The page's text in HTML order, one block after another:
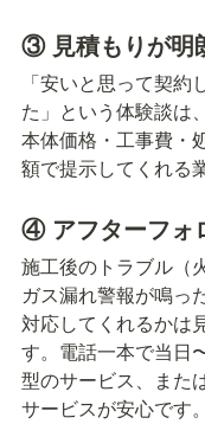
③ 見積もりが明
「安いと思って契
た」という体験談は
本体価格・工事費・
額で提示してくれる
④ アフターフォ
施工後のトラブル（
ガス漏れ警報が鳴っ
対応してくれるかは
す。電話一本で当日
型のサービス、また
サービスが安心です。